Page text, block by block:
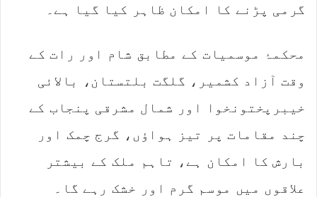
گرمی پڑنے کا امکان ظاہر کیا گیا ہے۔
محکمۂ موسمیات کے مطابق شام اور رات کے
وقت آزاد کشمیر، گلگت بلتستان، بالائی
خیبرپختونخوا اور شمال مشرقی پنجاب کے
چند مقامات پر تیز ہواؤں، گرج چمک اور
بارش کا امکان ہے، تاہم ملک کے بیشتر
علاقوں میں موسم گرم اور خشک رہے گا۔